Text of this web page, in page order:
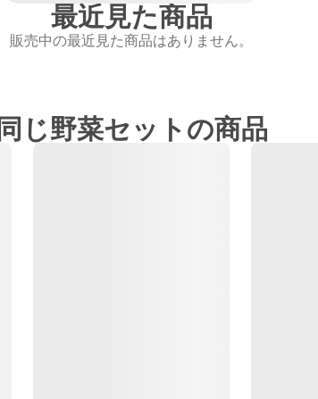
最近見た商品
販売中の最近見た商品はありません。
同じ野菜セットの商品